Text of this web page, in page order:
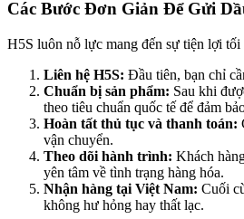
Các Bước Đơn Giản Để Gửi
H5S luôn nỗ lực mang đến sự tiện lợi
Liên hệ H5S: Đầu tiên, bạn chỉ
Chuẩn bị sản phẩm: Sau khi
theo tiêu chuẩn quốc tế để đảm
Hoàn tất thủ tục và thanh toán:
vận chuyển.
Theo dõi hành trình: Khách
yên tâm về tình trạng hàng hóa.
Nhận hàng tại Việt Nam: Cuối
không hư hỏng hay thất lạc.